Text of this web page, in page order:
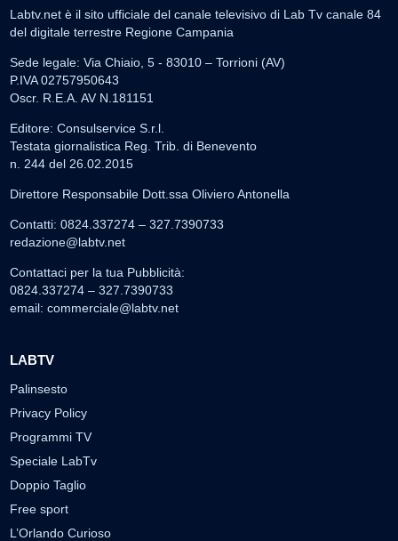
Labtv.net è il sito ufficiale del canale televisivo di Lab Tv canale 84
del digitale terrestre Regione Campania
Sede legale: Via Chiaio, 5 - 83010 – Torrioni (AV)
P.IVA 02757950643
Oscr. R.E.A. AV N.181151
Editore: Consulservice S.r.l.
Testata giornalistica Reg. Trib. di Benevento
n. 244 del 26.02.2015
Direttore Responsabile Dott.ssa Oliviero Antonella
Contatti: 0824.337274 – 327.7390733
redazione@labtv.net
Contattaci per la tua Pubblicità:
0824.337274 – 327.7390733
email: commerciale@labtv.net
LABTV
Palinsesto
Privacy Policy
Programmi TV
Speciale LabTv
Doppio Taglio
Free sport
L’Orlando Curioso